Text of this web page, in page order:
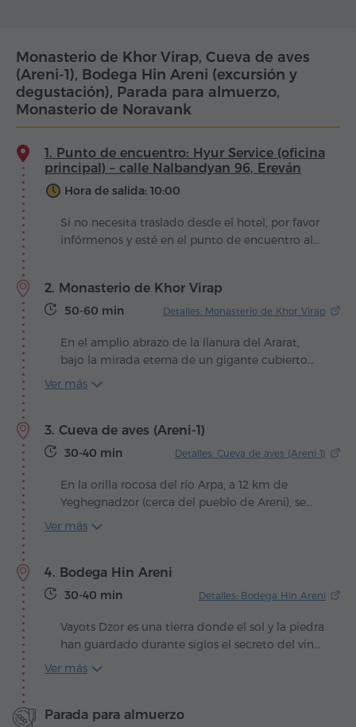
Monasterio de Khor Virap, Cueva de aves
(Areni-1), Bodega Hin Areni (excursión y
degustación), Parada para almuerzo,
Monasterio de Noravank
1. Punto de encuentro: Hyur Service (oficina
principal) – calle Nalbandyan 96, Ereván
Hora de salida: 10:00
Si no necesita traslado desde el hotel, por favor
infórmenos y esté en el punto de encuentro al
2. Monasterio de Khor Virap
50-60 min Detalles: Monasterio de Khor Virap
En el amplio abrazo de la llanura del Ararat,
bajo la mirada eterna de un gigante cubierto
de nieve, se alza Khor Virap – un santuario
un pozo profundo y silencioso encerró a
Gregorio el Iluminador, condenado por el rey
luz. Pasaron los años en la oscuridad, hasta que,
entre aquellas frías paredes de piedra, ocurrió
mismo rey que había ordenado su encierro.
proclamó el cristianismo religión de Estado,
convirtiendo a Armenia en la primera nación en
Ver más
3. Cueva de aves (Areni-1)
30-40 min Detalles: Cueva de aves (Areni-1)
En la orilla rocosa del río Arpa, a 12 km de
Yeghegnadzor (cerca del pueblo de Areni), se
oculta la Cueva de aves, un lugar donde el
recuerdan santuarios de piedra donde cada
pasillo guarda el aliento de los milenios.
Ver más
4. Bodega Hin Areni
30-40 min Detalles: Bodega Hin Areni
Vayots Dzor es una tierra donde el sol y la piedra
han guardado durante siglos el secreto del vino,
y el pueblo de Areni se convirtió en su antigua
más antiguo del mundo – testimonio de que la
Ver más
Parada para almuerzo